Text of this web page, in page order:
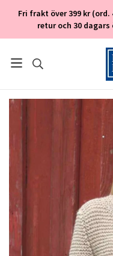
Fri frakt över 399 kr (ord.
retur och 30